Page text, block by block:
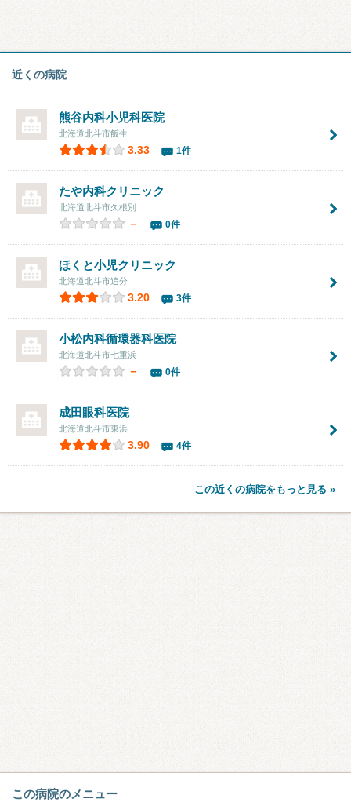
近くの病院
熊谷内科小児科医院
北海道北斗市飯生
3.33 1件
たや内科クリニック
北海道北斗市久根別
－ 0件
ほくと小児クリニック
北海道北斗市追分
3.20 3件
小松内科循環器科医院
北海道北斗市七重浜
－ 0件
成田眼科医院
北海道北斗市東浜
3.90 4件
この近くの病院をもっと見る »
この病院のメニュー